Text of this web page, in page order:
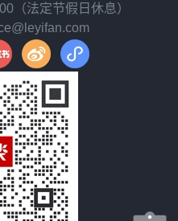
（法定节假日休息）